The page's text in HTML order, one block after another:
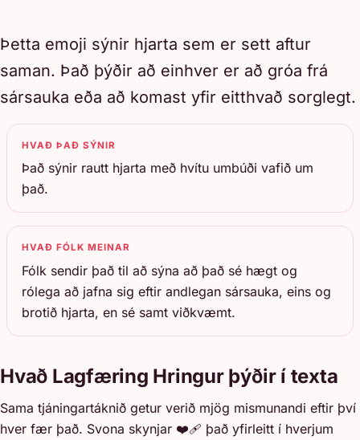
Þetta emoji sýnir hjarta sem er sett aftur
saman. Það þýðir að einhver er að gróa frá
sársauka eða að komast yfir eitthvað sorglegt.
HVAÐ ÞAÐ SÝNIR
Það sýnir rautt hjarta með hvítu umbúði vafið um
það.
HVAÐ FÓLK MEINAR
Fólk sendir það til að sýna að það sé hægt og
rólega að jafna sig eftir andlegan sársauka, eins og
brotið hjarta, en sé samt viðkvæmt.
Hvað Lagfæring Hringur þýðir í texta
Sama tjáningartáknið getur verið mjög mismunandi eftir því
hver fær það. Svona skynjar ❤️‍🩹 það yfirleitt í hverjum